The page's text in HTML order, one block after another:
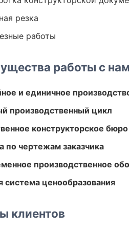
резка
работы
работы с
и единичное
производственный цикл
конструкторское бюро
по чертежам заказчика
производственное
система ценообразования
клиентов